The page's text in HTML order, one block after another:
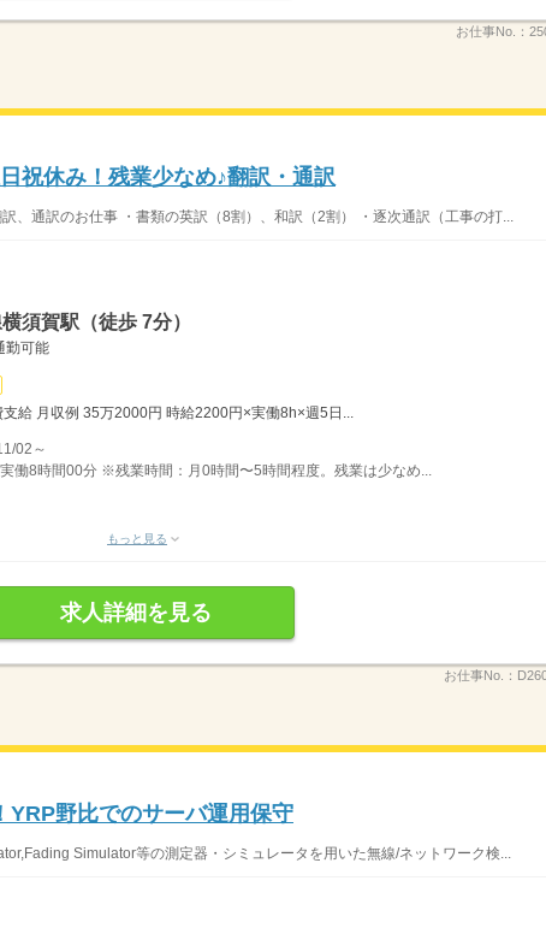
お仕事No.：
祝休み！残業少なめ♪翻訳・通訳
、通訳のお仕事 ・書類の英訳（8割）、和訳（2割） ・逐次通訳（工事の打...
須賀駅（徒歩 7分）
可能
給 月収例 35万2000円 時給2200円×実働8h×週5日...
02～
働8時間00分 ※残業時間：月0時間〜5時間程度。残業は少なめ...
もっと見る
求人詳細を見る
お仕事No.：
YRP野比でのサーバ運用保守
Simulator等の測定器・シミュレータを用いた無線/ネットワーク検...